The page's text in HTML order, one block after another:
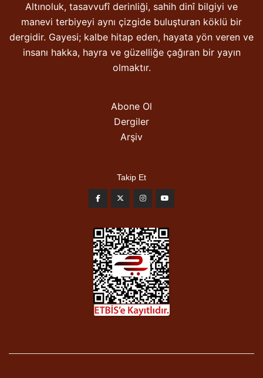
Altınoluk, tasavvufî derinliği, sahih dinî bilgiyi ve
manevi terbiyeyi aynı çizgide buluşturan köklü bir
dergidir. Gayesi; kalbe hitap eden, hayata yön veren ve
insanı hakka, hayra ve güzelliğe çağıran bir yayın
olmaktır.
Abone Ol
Dergiler
Arşiv
Takip Et